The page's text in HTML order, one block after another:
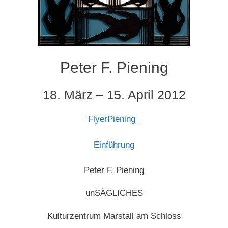
Peter F. Piening
18. März – 15. April 2012
FlyerPiening_
Einführung
Peter F. Piening
unSÄGLICHES
Kulturzentrum Marstall am Schloss